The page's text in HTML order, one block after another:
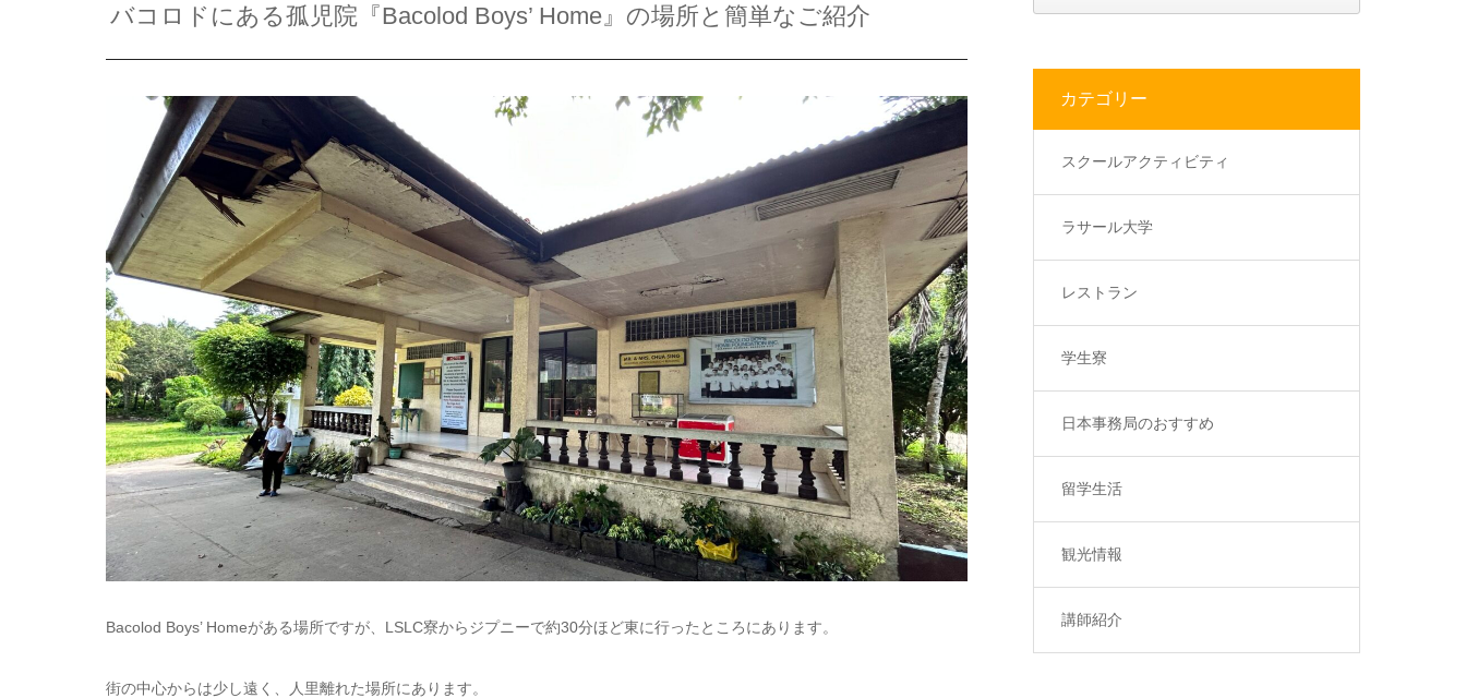
バコロドにある孤児院『Bacolod Boys’ Home』の場所と簡単なご紹介
Bacolod Boys’ Homeがある場所ですが、LSLC寮からジプニーで約30分ほど東に行ったところにあります。
街の中心からは少し遠く、人里離れた場所にあります。
カテゴリー
スクールアクティビティ
ラサール大学
レストラン
学生寮
日本事務局のおすすめ
留学生活
観光情報
講師紹介